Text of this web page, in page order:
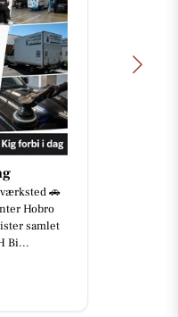
🚗
Hobro
samlet
Bi...